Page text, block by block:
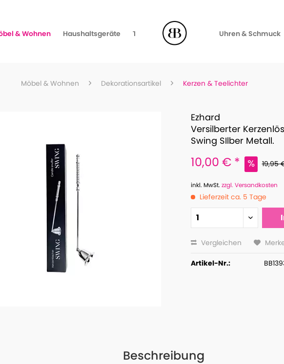
& Wohnen Haushaltsgeräte TV, Video & Audio Uhren & Schmuck
Möbel & Wohnen Dekorationsartikel Kerzen & Teelichter
Ezhard
Versilberter
Swing SIlber Metall.
10,00 € * 19,95
inkl. MwSt. zzgl. Versandkosten
Lieferzeit ca. 5 Tage
Vergleichen
Artikel-Nr.:
Beschreibung